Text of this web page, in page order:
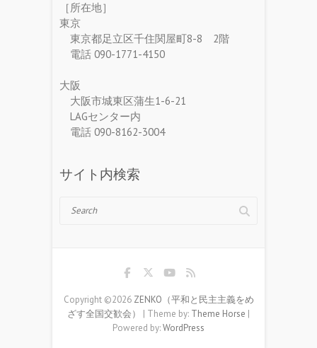
［所在地］
東京
東京都足立区千住関屋町8-8 2階
電話 090-1771-4150
大阪
大阪市城東区蒲生1-6-21
LAGセンター内
電話 090-8162-3004
サイト内検索
Search
Copyright ©2026 ZENKO（平和と民主主義をめ
ざす全国交歓会）
| Theme by: Theme Horse |
Powered by:WordPress